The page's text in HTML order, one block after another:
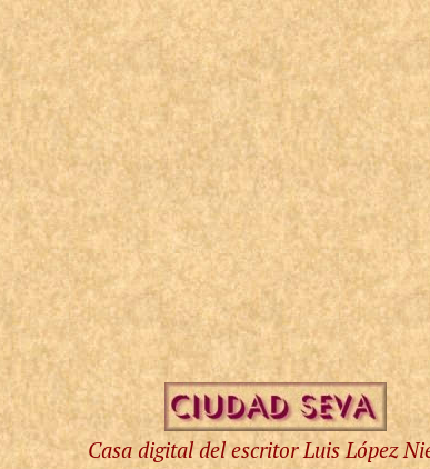
Casa digital del escritor Luis López